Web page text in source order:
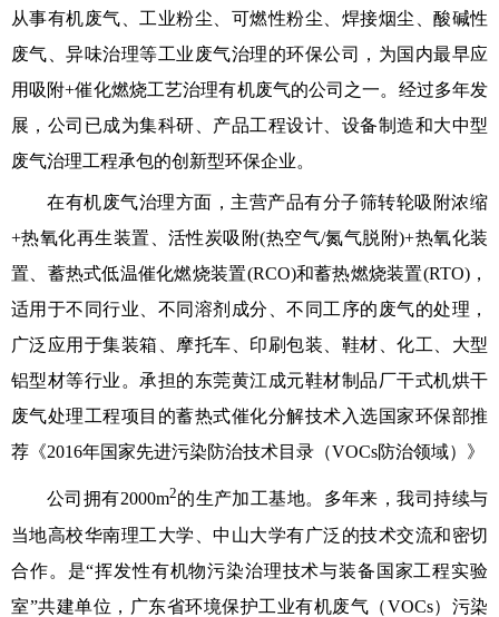
工业废水回用
技术资料
政策法规
学术前沿
从事有机废气、工业粉尘、可燃性粉尘、焊接烟尘、酸碱性
废气、异味治理等工业废气治理的环保公司，为国内最早应
用吸附+催化燃烧工艺治理有机废气的公司之一。经过多年发
展，公司已成为集科研、产品工程设计、设备制造和大中型
废气治理工程承包的创新型环保企业。
在有机废气治理方面，主营产品有分子筛转轮吸附浓缩
+热氧化再生装置、活性炭吸附(热空气/氮气脱附)+热氧化装
置、蓄热式低温催化燃烧装置(RCO)和蓄热燃烧装置(RTO)，
适用于不同行业、不同溶剂成分、不同工序的废气的处理，
广泛应用于集装箱、摩托车、印刷包装、鞋材、化工、大型
铝型材等行业。承担的东莞黄江成元鞋材制品厂干式机烘干
废气处理工程项目的蓄热式催化分解技术入选国家环保部推
荐《2016年国家先进污染防治技术目录（VOCs防治领域）》
公司拥有2000m2的生产加工基地。多年来，我司持续与
当地高校华南理工大学、中山大学有广泛的技术交流和密切
合作。是“挥发性有机物污染治理技术与装备国家工程实验
室”共建单位，广东省环境保护工业有机废气（VOCs）污染